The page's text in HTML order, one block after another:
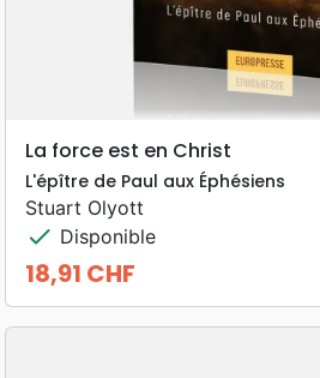
La force est en Christ
L'épître de Paul aux Éphésiens
Stuart Olyott
check Disponible
Prix
18,91 CHF